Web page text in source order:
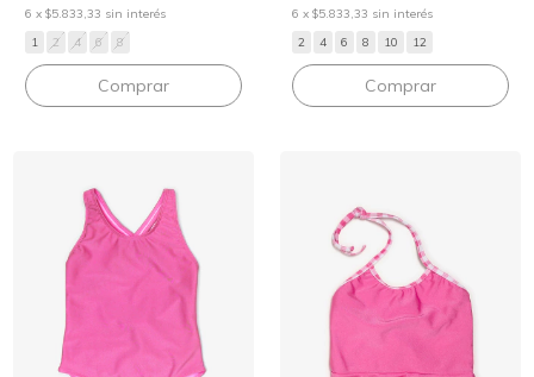
6 x $5.833,33 sin interés
1
2 4 6 8
Comprar
6 x $5.833,33 sin interés
2
4 6 8 10 12
Comprar